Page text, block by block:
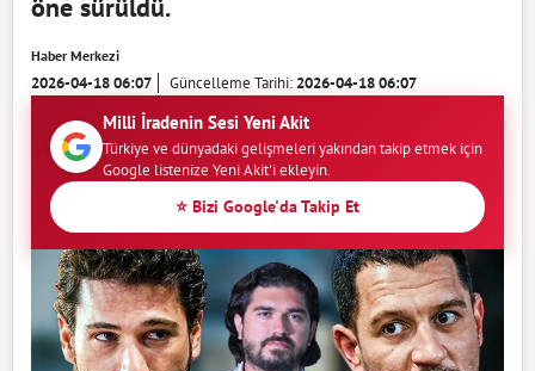
Haber Merkezi
2026-04-18 06:07 Güncelleme Tarihi:2026-04-18 06:07
Milli İradenin Sesi Yeni Akit
Türkiye ve dünyadaki gelişmeleri yakından takip etmek için
Google listenize Yeni Akit'i ekleyin.
⭐ Bizi Google'da Takip Et